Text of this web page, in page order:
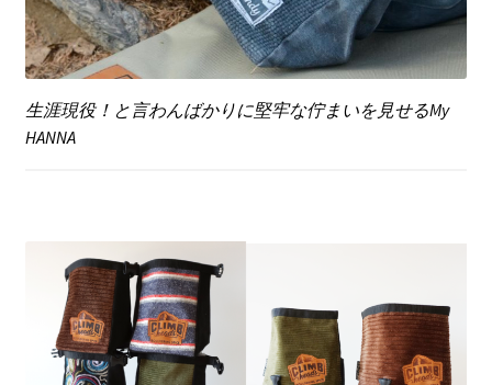
生涯現役！と言わんばかりに堅牢な佇まいを見せるMy
HANNA